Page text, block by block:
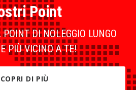
Point
DI NOLEGGIO LUNGO
PIÙ VICINO A TE!
DI PIÙ